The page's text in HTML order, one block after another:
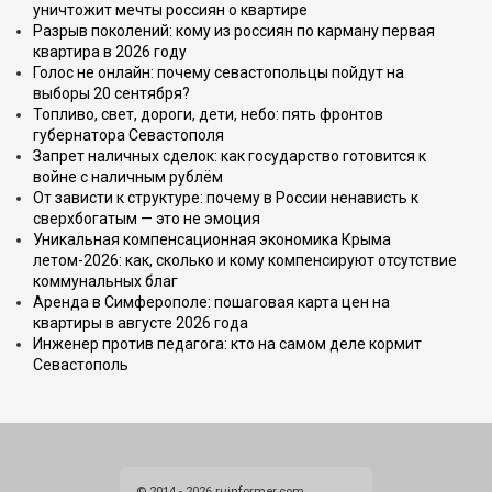
уничтожит мечты россиян о квартире
Разрыв поколений: кому из россиян по карману первая
квартира в 2026 году
Голос не онлайн: почему севастопольцы пойдут на
выборы 20 сентября?
Топливо, свет, дороги, дети, небо: пять фронтов
губернатора Севастополя
Запрет наличных сделок: как государство готовится к
войне с наличным рублём
От зависти к структуре: почему в России ненависть к
сверхбогатым — это не эмоция
Уникальная компенсационная экономика Крыма
летом-2026: как, сколько и кому компенсируют отсутствие
коммунальных благ
Аренда в Симферополе: пошаговая карта цен на
квартиры в августе 2026 года
Инженер против педагога: кто на самом деле кормит
Севастополь